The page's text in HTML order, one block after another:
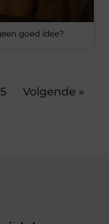
goed idee?
5 Volgende »